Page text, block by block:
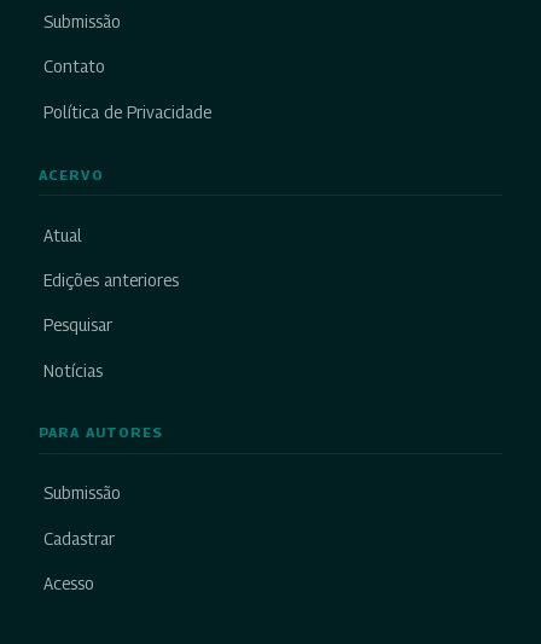
Submissão
Contato
Política de Privacidade
ACERVO
Atual
Edições anteriores
Pesquisar
Notícias
PARA AUTORES
Submissão
Cadastrar
Acesso